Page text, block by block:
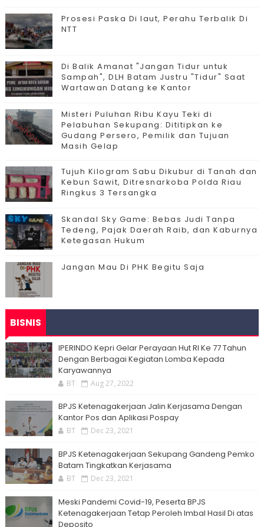
Prosesi Paska Di laut, Perahu Terbalik Di
NTT
Di Balik Amanat "Jangan Tidur untuk
Sampah", DLH Batam Justru "Tidur" Saat
Wartawan Datang ke Kantor
Misteri Puluhan Ribu Kayu Teki di
Pelabuhan Sekupang: Dititipkan ke
Gudang Persero, Pemilik dan Tujuan
Masih Gelap
Tujuh Kilogram Sabu Dikubur di Tanah dan
Kebun Sawit, Ditresnarkoba Polda Riau
Ringkus 3 Tersangka
Skandal Sky Game: Bebas Judi Tanpa
Tedeng, Pajak Daerah Raib, dan Kaburnya
Ketegasan Hukum
Jangan Mau Di PHK Begitu Saja
BISNIS
IPERINDO Kepri Gelar Perayaan Hut RI Ke 77 Tahun
Dengan Berbagai Kegiatan Lomba Kepada
Karyawannya
BT Aug 27, 2022
BPJS Ketenagakerjaan Jalin Kerjasama Dengan
Kantor Pos dan Aplikasi Pospay
BT Dec 23, 2021
BPJS Ketenagakerjaan Sekupang Gandeng Pemko
Batam Tingkatkan Kerjasama
BT Dec 23, 2021
Meski Pandemi Covid-19, Peserta BPJS
Ketenagakerjaan Tetap Peroleh Imbal Hasil Di atas
Deposito